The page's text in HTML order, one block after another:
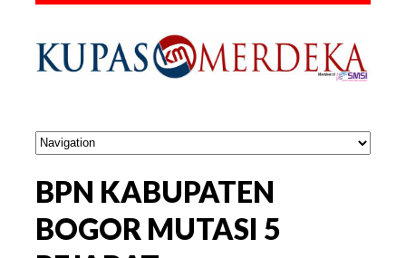
BPN KABUPATEN
BOGOR MUTASI 5